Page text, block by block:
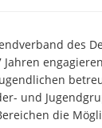
des
und
die